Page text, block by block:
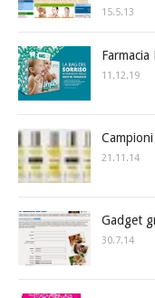
15.5.13
11.12.19
21.11.14
Gadget
30.7.14